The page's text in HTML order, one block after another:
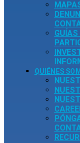
GUÍAS
QUIÉNES